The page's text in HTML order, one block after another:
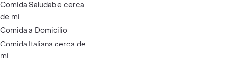
Comida Saludable cerca
de mi
Comida a Domicilio
Comida Italiana cerca de
mi